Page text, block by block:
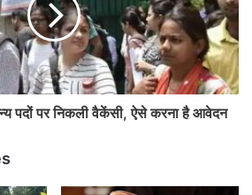
पदों पर निकली वैकेंसी, ऐसे करना है आवेदन